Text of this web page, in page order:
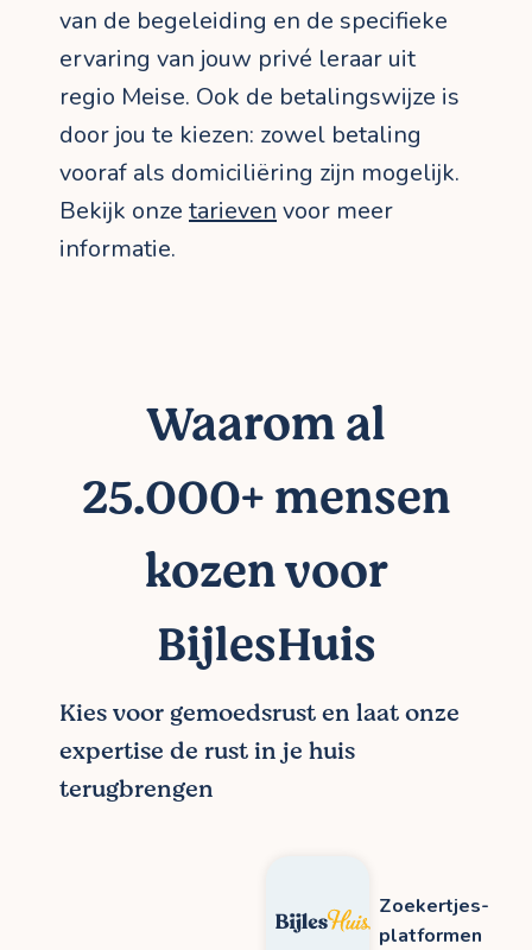
van de begeleiding en de specifieke
ervaring van jouw privé leraar uit
regio Meise. Ook de betalingswijze is
door jou te kiezen: zowel betaling
vooraf als domiciliëring zijn mogelijk.
Bekijk onze tarieven voor meer
informatie.
Waarom al
25.000+ mensen
kozen voor
BijlesHuis
Kies voor gemoedsrust en laat onze
expertise de rust in je huis
terugbrengen
Zoekertjes-
platformen